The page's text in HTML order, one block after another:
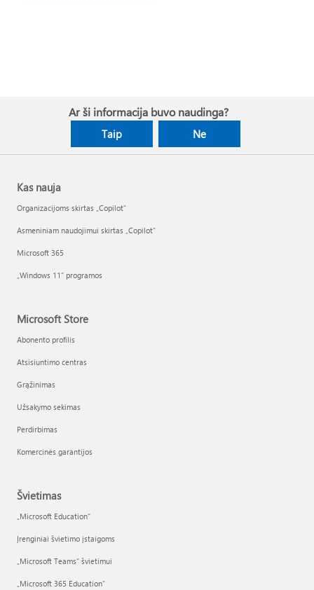
Ar ši informacija buvo naudinga?
Taip Ne
Kas nauja
Organizacijoms skirtas „Copilot“
Asmeniniam naudojimui skirtas „Copilot“
Microsoft 365
„Windows 11“ programos
Microsoft Store
Abonento profilis
Atsisiuntimo centras
Grąžinimas
Užsakymo sekimas
Perdirbimas
Komercinės garantijos
Švietimas
„Microsoft Education“
Įrenginiai švietimo įstaigoms
„Microsoft Teams“ švietimui
„Microsoft 365 Education“